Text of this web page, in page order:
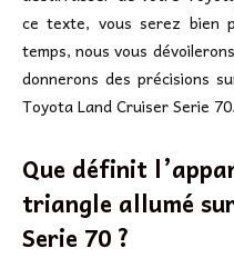
ce texte, vous serez bien
temps, nous vous
donnerons des précisions
Toyota Land Cruiser Serie 70.
Que définit
triangle allumé
Serie 70 ?